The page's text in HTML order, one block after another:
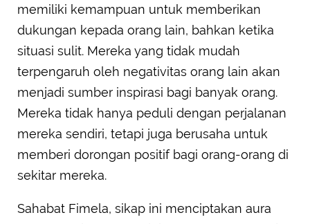
memiliki kemampuan untuk memberikan
dukungan kepada orang lain, bahkan ketika
situasi sulit. Mereka yang tidak mudah
terpengaruh oleh negativitas orang lain akan
menjadi sumber inspirasi bagi banyak orang.
Mereka tidak hanya peduli dengan perjalanan
mereka sendiri, tetapi juga berusaha untuk
memberi dorongan positif bagi orang-orang di
sekitar mereka.
Sahabat Fimela, sikap ini menciptakan aura